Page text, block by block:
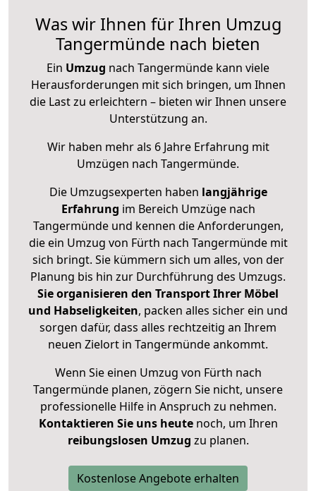
Was wir Ihnen für Ihren Umzug
Tangermünde nach bieten
Ein Umzug nach Tangermünde kann viele
Herausforderungen mit sich bringen, um Ihnen
die Last zu erleichtern – bieten wir Ihnen unsere
Unterstützung an.
Wir haben mehr als 6 Jahre Erfahrung mit
Umzügen nach Tangermünde.
Die Umzugsexperten haben langjährige
Erfahrung im Bereich Umzüge nach
Tangermünde und kennen die Anforderungen,
die ein Umzug von Fürth nach Tangermünde mit
sich bringt. Sie kümmern sich um alles, von der
Planung bis hin zur Durchführung des Umzugs.
Sie organisieren den Transport Ihrer Möbel
und Habseligkeiten, packen alles sicher ein und
sorgen dafür, dass alles rechtzeitig an Ihrem
neuen Zielort in Tangermünde ankommt.
Wenn Sie einen Umzug von Fürth nach
Tangermünde planen, zögern Sie nicht, unsere
professionelle Hilfe in Anspruch zu nehmen.
Kontaktieren Sie uns heutenoch, um Ihren
reibungslosen Umzug zu planen.
Kostenlose Angebote erhalten